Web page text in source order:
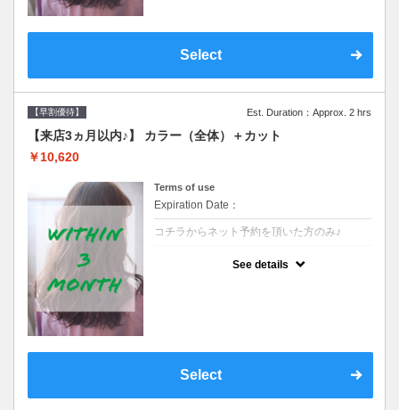
Select
【早割優待】 Est. Duration：Approx. 2 hrs
【来店3ヵ月以内♪】 カラー（全体）＋カット
￥10,620
Terms of use
Expiration Date：
コチラからネット予約を頂いた方のみ♪
See details
Select